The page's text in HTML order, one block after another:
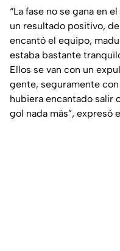
“La fase no se gana en
un resultado positivo,
encantó el equipo,
estaba bastante
Ellos se van con un
gente, seguramente
hubiera encantado salir
gol nada más”, expresó